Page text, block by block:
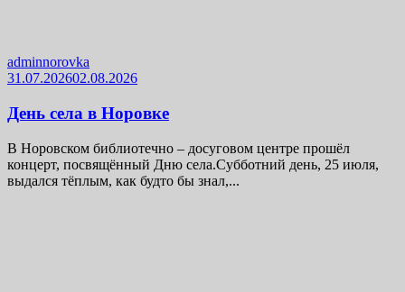
adminnorovka
31.07.202602.08.2026
День села в Норовке
В Норовском библиотечно – досуговом центре прошёл
концерт, посвящённый Дню села.Субботний день, 25 июля,
выдался тёплым, как будто бы знал,...